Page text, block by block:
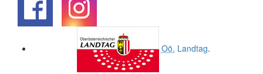
Oö. Landtag.